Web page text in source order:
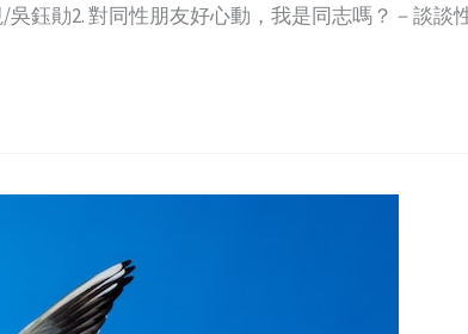
鈺勛2. 對同性朋友好心動，我是同志嗎？－談談